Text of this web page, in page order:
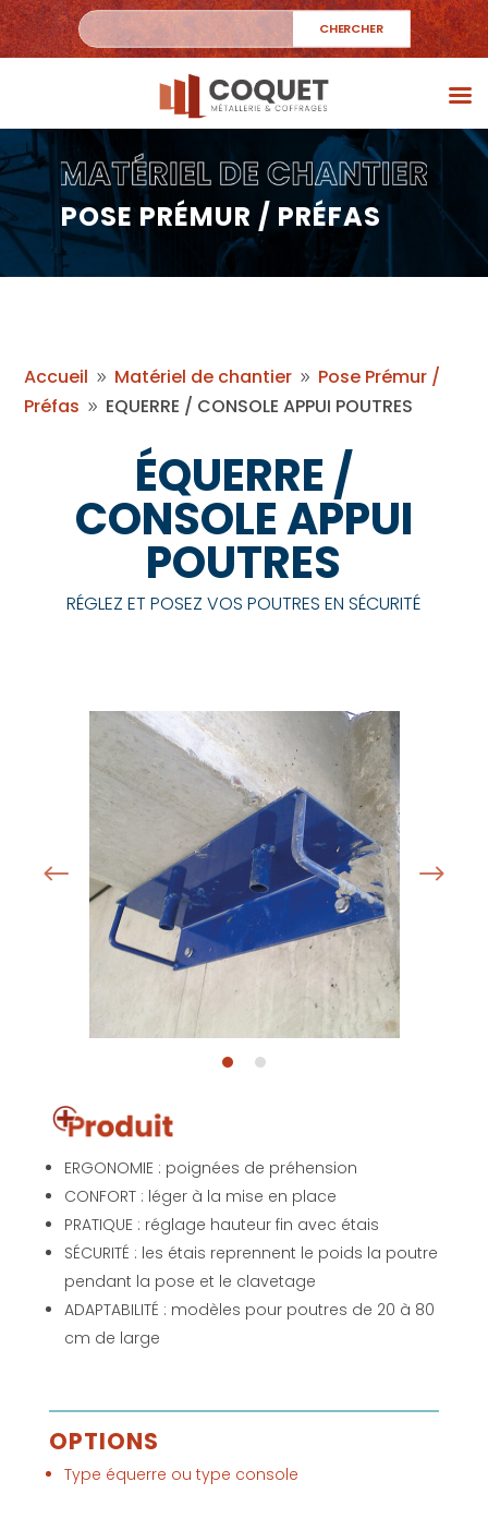
POSE PRÉMUR / PRÉFAS
Accueil 9 Matériel de chantier 9 Pose Prémur /
Préfas 9 EQUERRE / CONSOLE APPUI POUTRES
ÉQUERRE /
CONSOLE APPUI
POUTRES
RÉGLEZ ET POSEZ VOS POUTRES EN SÉCURITÉ
ERGONOMIE : poignées de préhension
CONFORT : léger à la mise en place
PRATIQUE : réglage hauteur fin avec étais
SÉCURITÉ : les étais reprennent le poids la poutre
pendant la pose et le clavetage
ADAPTABILITÉ : modèles pour poutres de 20 à 80
cm de large
OPTIONS
Type équerre ou type console